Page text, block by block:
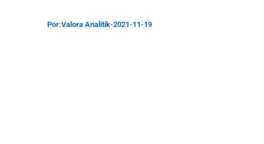
Por:Valora Analitik-2021-11-19